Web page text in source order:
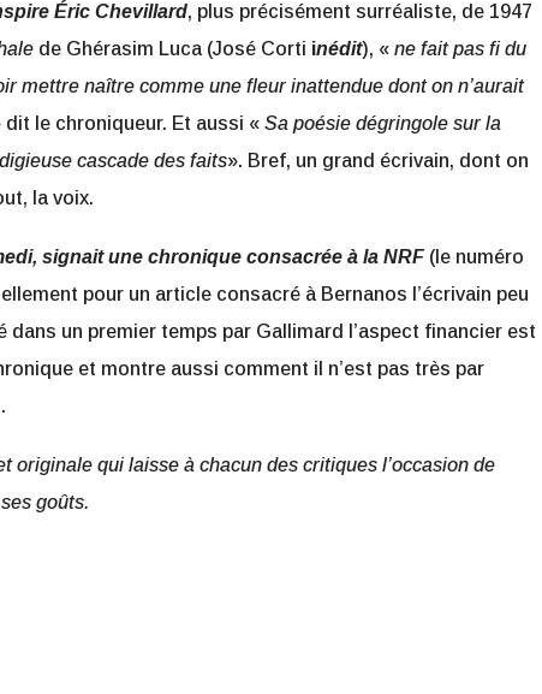
Éric Chevillard, plus précisément surréaliste, de 1947
de Ghérasim Luca (José Corti inédit), «ne fait pas fi du
mettre naître comme une fleur inattendue dont on n’aurait
dit le chroniqueur. Et aussi «Sa poésie dégringole sur la
cascade des faits». Bref, un grand écrivain, dont on
la voix.
signait une chronique consacrée à la NRF (le numéro
pour un article consacré à Bernanos l’écrivain peu
dans un premier temps par Gallimard l’aspect financier est
et montre aussi comment il n’est pas très par
originale qui laisse à chacun des critiques l’occasion de
goûts.